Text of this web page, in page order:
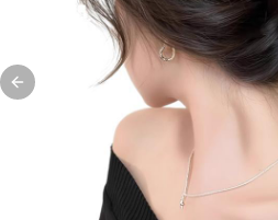
Previous slide